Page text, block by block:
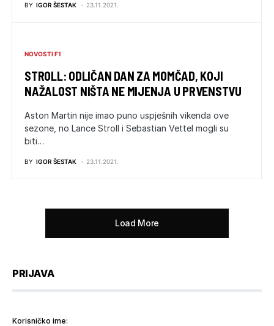
BY IGOR ŠESTAK 23.11.2021.
NOVOSTI F1
STROLL: ODLIČAN DAN ZA MOMČAD, KOJI
NAŽALOST NIŠTA NE MIJENJA U PRVENSTVU
Aston Martin nije imao puno uspješnih vikenda ove
sezone, no Lance Stroll i Sebastian Vettel mogli su
biti…
BY IGOR ŠESTAK 23.11.2021.
Load More
PRIJAVA
Korisničko ime: